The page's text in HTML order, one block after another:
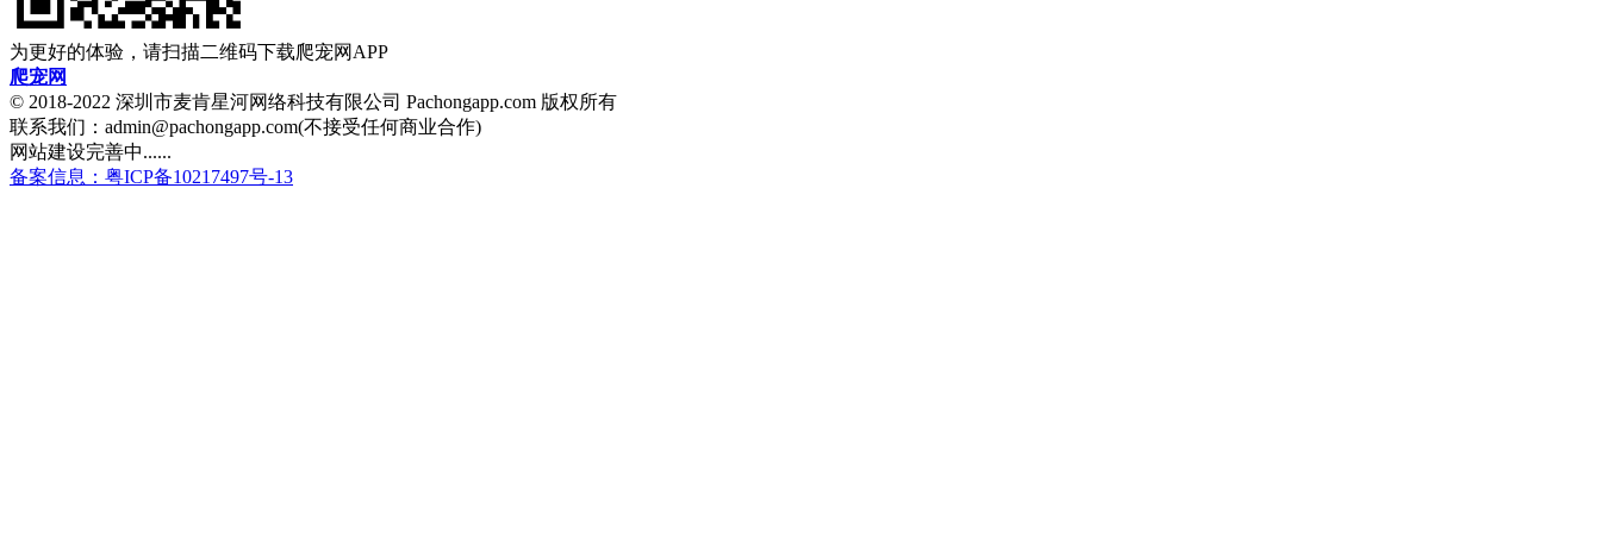
为更好的体验，请扫描二维码下载爬宠网APP
爬宠网
© 2018-2022 深圳市麦肯星河网络科技有限公司 Pachongapp.com 版权所有
联系我们：admin@pachongapp.com(不接受任何商业合作)
网站建设完善中......
备案信息：粤ICP备10217497号-13